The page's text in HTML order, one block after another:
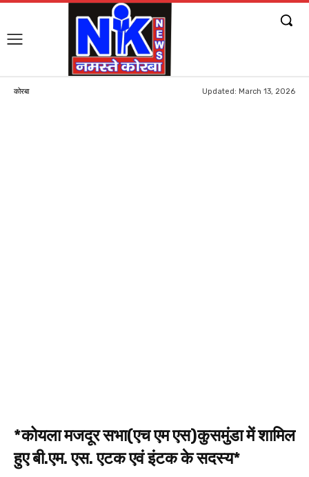
कोरबा Updated: March 13, 2026
*कोयला मजदूर सभा(एच एम एस)कुसमुंडा में शामिल
हुए बी.एम. एस. एटक एवं इंटक के सदस्य*